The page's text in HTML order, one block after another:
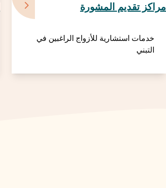
مراكز تقديم المشورة
خدمات استشارية للأزواج الراغبين في
التبني